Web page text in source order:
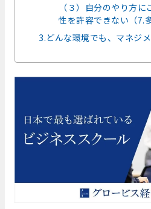
（３）自分のやり方
性を許容できない（7.
3.どんな環境でも、マネジ